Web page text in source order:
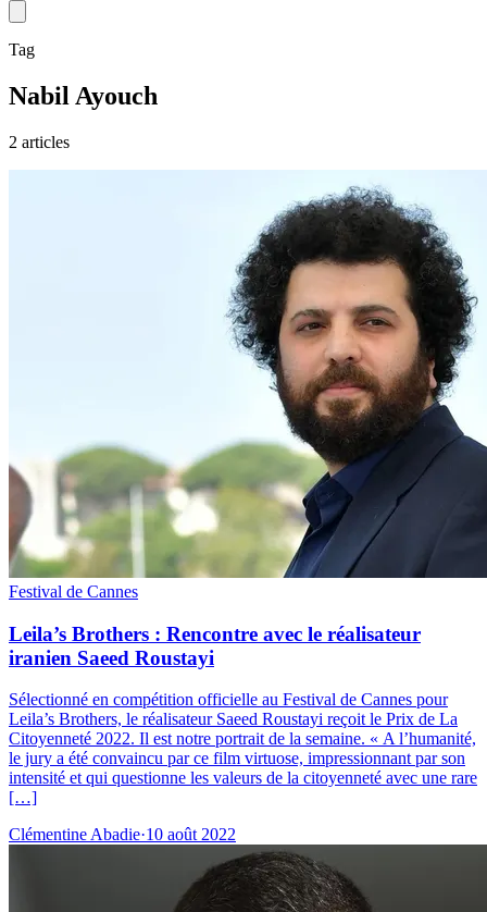
Tag
Nabil Ayouch
2 articles
Festival de Cannes
Leila’s Brothers : Rencontre avec le réalisateur
iranien Saeed Roustayi
Sélectionné en compétition officielle au Festival de Cannes pour
Leila’s Brothers, le réalisateur Saeed Roustayi reçoit le Prix de La
Citoyenneté 2022. Il est notre portrait de la semaine. « A l’humanité,
le jury a été convaincu par ce film virtuose, impressionnant par son
intensité et qui questionne les valeurs de la citoyenneté avec une rare
[…]
Clémentine Abadie·10 août 2022